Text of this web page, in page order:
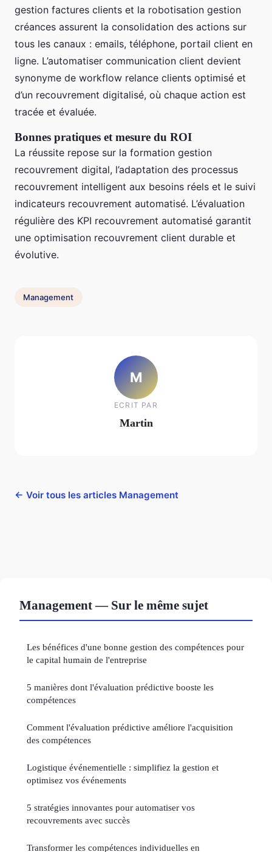
gestion factures clients et la robotisation gestion
créances assurent la consolidation des actions sur
tous les canaux : emails, téléphone, portail client en
ligne. L’automatiser communication client devient
synonyme de workflow relance clients optimisé et
d’un recouvrement digitalisé, où chaque action est
tracée et évaluée.
Bonnes pratiques et mesure du ROI
La réussite repose sur la formation gestion
recouvrement digital, l’adaptation des processus
recouvrement intelligent aux besoins réels et le suivi
indicateurs recouvrement automatisé. L’évaluation
régulière des KPI recouvrement automatisé garantit
une optimisation recouvrement client durable et
évolutive.
Management
M
ECRIT PAR
Martin
← Voir tous les articles Management
Management — Sur le même sujet
Les bénéfices d'une bonne gestion des compétences pour
le capital humain de l'entreprise
5 manières dont l'évaluation prédictive booste les
compétences
Comment l'évaluation prédictive améliore l'acquisition
des compétences
Logistique événementielle : simplifiez la gestion et
optimisez vos événements
5 stratégies innovantes pour automatiser vos
recouvrements avec succès
Transformer les compétences individuelles en